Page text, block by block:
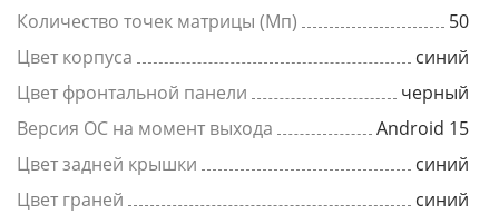
Количество точек матрицы (Мп)
50
Цвет корпуса
синий
Цвет фронтальной панели
черный
Версия ОС на момент выхода
Android 15
Цвет задней крышки
синий
Цвет граней
синий